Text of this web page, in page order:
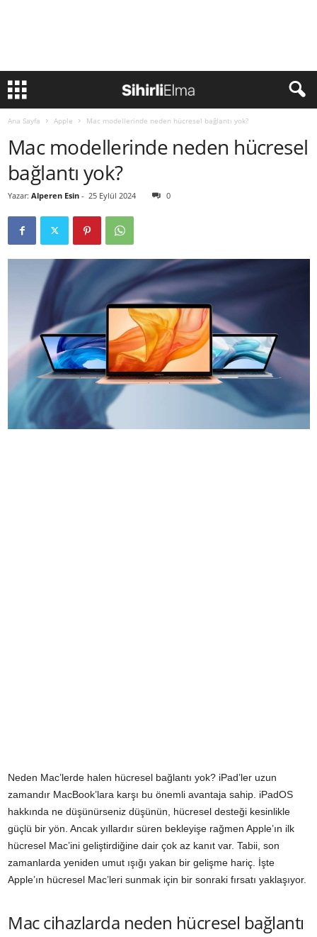
Ana Sayfa Apple Mac modellerinde neden hücresel bağlantı yok?
Mac modellerinde neden hücresel
bağlantı yok?
Yazar: Alperen Esin - 25 Eylül 2024 0
Neden Mac’lerde halen hücresel bağlantı yok? iPad’ler uzun
zamandır MacBook’lara karşı bu önemli avantaja sahip. iPadOS
hakkında ne düşünürseniz düşünün, hücresel desteği kesinlikle
güçlü bir yön. Ancak yıllardır süren bekleyişe rağmen Apple’ın ilk
hücresel Mac’ini geliştirdiğine dair çok az kanıt var. Tabii, son
zamanlarda yeniden umut ışığı yakan bir gelişme hariç. İşte
Apple’ın hücresel Mac’leri sunmak için bir sonraki fırsatı yaklaşıyor.
Mac cihazlarda neden hücresel bağlantı